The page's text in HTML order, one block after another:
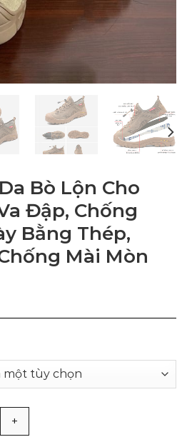
Bò Lộn Cho
Đập, Chống
Bằng Thép,
Mài Mòn
Cho Nam Chống Va Đập,